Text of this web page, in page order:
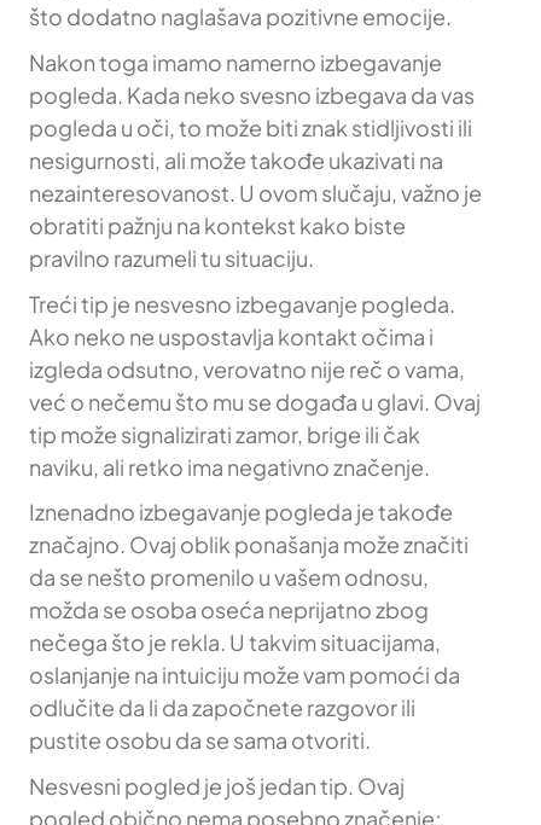
što dodatno naglašava pozitivne emocije.
Nakon toga imamo namerno izbegavanje
pogleda. Kada neko svesno izbegava da vas
pogleda u oči, to može biti znak stidljivosti ili
nesigurnosti, ali može takođe ukazivati na
nezainteresovanost. U ovom slučaju, važno je
obratiti pažnju na kontekst kako biste
pravilno razumeli tu situaciju.
Treći tip je nesvesno izbegavanje pogleda.
Ako neko ne uspostavlja kontakt očima i
izgleda odsutno, verovatno nije reč o vama,
već o nečemu što mu se događa u glavi. Ovaj
tip može signalizirati zamor, brige ili čak
naviku, ali retko ima negativno značenje.
Iznenadno izbegavanje pogleda je takođe
značajno. Ovaj oblik ponašanja može značiti
da se nešto promenilo u vašem odnosu,
možda se osoba oseća neprijatno zbog
nečega što je rekla. U takvim situacijama,
oslanjanje na intuiciju može vam pomoći da
odlučite da li da započnete razgovor ili
pustite osobu da se sama otvoriti.
Nesvesni pogled je još jedan tip. Ovaj
pogled obično nema posebno značenje;